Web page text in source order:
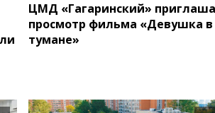
ЦМД «Гагаринский»
просмотр фильма «Девушка в
тумане»